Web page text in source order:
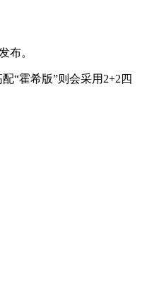
布。
“霍希版”则会采用2+2四